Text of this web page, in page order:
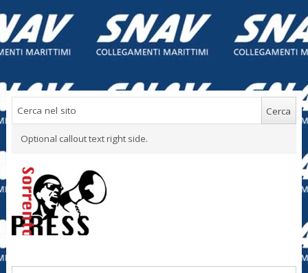
Optional callout text right side.